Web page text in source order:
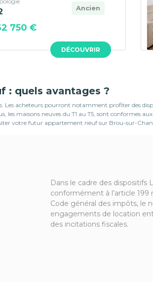
DÉCOUVRIR
Ancien
750 €
: quels avantages ?
acheteurs pourront notamment profiter des
les maisons neuves du T1 au T5, sont conformes
votre futur appartement neuf sur Brou-sur-
Dans le cadre des dispositifs
conformément à l’article 199
Code général des impôts, le
engagements de location
des incitations fiscales.